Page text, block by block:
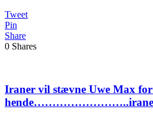
Tweet
Pin
Share
0 Shares
Iraner vil stævne Uwe Max